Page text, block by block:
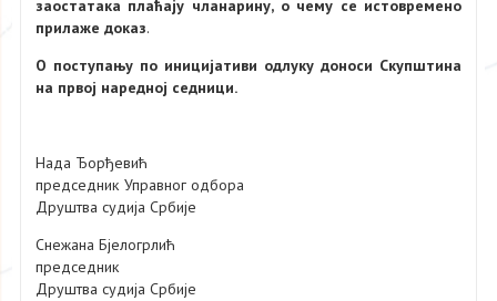
заостатака плаћају чланарину, о чему се истовремено
прилаже доказ.
О поступању по иницијативи одлуку доноси Скупштина
на првој наредној седници.
Нада Ђорђевић
председник Управног одбора
Друштва судија Србије
Снежана Бјелогрлић
председник
Друштва судија Србије